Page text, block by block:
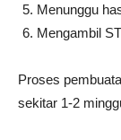
Menunggu
Mengambil
Proses
sekitar 1-2